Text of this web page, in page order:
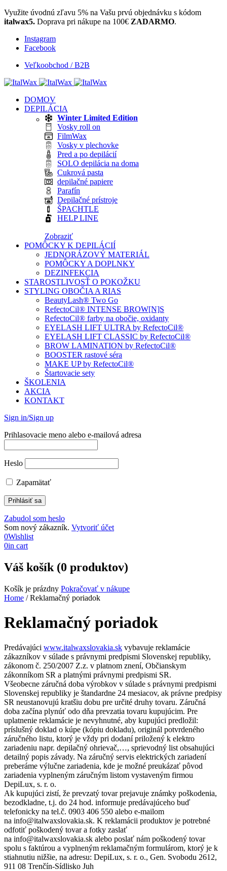
Využite úvodnú zľavu 5% na Vašu prvú objednávku s kódom
italwax5. Doprava pri nákupe na 100€ ZADARMO.
Instagram
Facebook
Veľkoobchod / B2B
DOMOV
DEPILÁCIA
Winter Limited Edition
Vosky roll on
FilmWax
Vosky v plechovke
Pred a po depilácií
SOLO depilácia na doma
Cukrová pasta
depilačné papiere
Parafín
Depilačné prístroje
ŠPACHTLE
HELP LINE
Zobraziť
POMÔCKY K DEPILÁCIÍ
JEDNORÁZOVÝ MATERIÁL
POMÔCKY A DOPLNKY
DEZINFEKCIA
STAROSTLIVOSŤ O POKOŽKU
STYLING OBOČIA A RIAS
BeautyLash® Two Go
RefectoCil® INTENSE BROW[N]S
RefectoCil® farby na obočie, oxidanty
EYELASH LIFT ULTRA by RefectoCil®
EYELASH LIFT CLASSIC by RefectoCil®
BROW LAMINATION by RefectoCil®
BOOSTER rastové séra
MAKE UP by RefectoCil®
Štartovacie sety
ŠKOLENIA
AKCIA
KONTAKT
Sign in/Sign up
Prihlasovacie meno alebo e-mailová adresa
Heslo
Zapamätať
Zabudol som heslo
Som nový zákazník. Vytvoriť účet
0Wishlist
0in cart
Váš košík (0 produktov)
Košík je prázdny Pokračovať v nákupe
Home / Reklamačný poriadok
Reklamačný poriadok
Predávajúci www.italwaxslovakia.sk vybavuje reklamácie
zákazníkov v súlade s právnymi predpismi Slovenskej republiky,
zákonom č. 250/2007 Z.z. v platnom znení, Občianskym
zákonníkom SR a platnými právnymi predpismi SR.
Všeobecne záručná doba výrobkov v súlade s právnymi predpismi
Slovenskej republiky je štandardne 24 mesiacov, ak právne predpisy
SR neustanovujú kratšiu dobu pre určité druhy tovaru. Záručná
doba začína plynúť odo dňa prevzatia tovaru kupujúcim. Pre
uplatnenie reklamácie je nevyhnutné, aby kupujúci predložil:
príslušný doklad o kúpe (kópiu dokladu), originál potvrdeného
záručného listu, ktorý je vždy pri dodaní priložený k elektro
zariadeniu napr. depilačný ohrievač,…, sprievodný list obsahujúci
detailný popis závady. Na záručný servis elektrických zariadení
preberáme výlučne zariadenia, kde je možné preukázať pôvod
zariadenia vyplneným záručným listom vystaveným firmou
DepiLux, s. r. o.
Ak kupujúci zistí, že prevzatý tovar prejavuje známky poškodenia,
bezodkladne, t.j. do 24 hod. informuje predávajúceho buď
telefonicky na tel.č. 0903 406 550 alebo e-mailom
na info@italwaxslovakia.sk. K reklamácii produktov je potrebné
odfotiť poškodený tovar a fotky zaslať
na info@italwaxslovakia.sk alebo poslať nám poškodený tovar
spolu s faktúrou a vyplneným reklamačným formulárom, ktorý je k
stiahnutiu nižšie, na adresu: DepiLux, s. r. o., Gen. Svobodu 2612,
911 08 Trenčín-Sídlisko Juh